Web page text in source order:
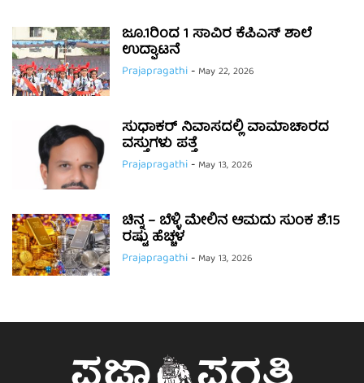
ಜೂ.1ರಿಂದ 1 ಸಾವಿರ ಕೆಪಿಎಸ್ ಶಾಲೆ
ಉದ್ಘಾಟನೆ
Prajapragathi- May 22, 2026
ಸುಧಾಕರ್ ನಿವಾಸದಲ್ಲಿ ವಾಮಾಚಾರದ
ವಸ್ತುಗಳು ಪತ್ತೆ
Prajapragathi- May 13, 2026
ಚಿನ್ನ – ಬೆಳ್ಳಿ ಮೇಲಿನ ಆಮದು ಸುಂಕ ಶೆ.15
ರಷ್ಟು ಹೆಚ್ಚಳ
Prajapragathi- May 13, 2026